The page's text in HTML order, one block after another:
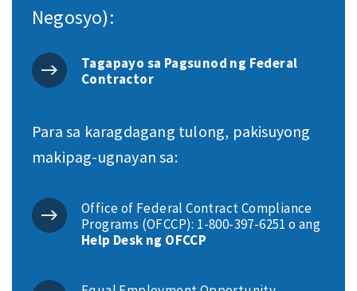
Negosyo):
Tagapayo sa Pagsunod ng Federal
Contractor
Para sa karagdagang tulong, pakisuyong
makipag-ugnayan sa:
Office of Federal Contract Compliance
Programs (OFCCP): 1-800-397-6251 o ang
Help Desk ng OFCCP